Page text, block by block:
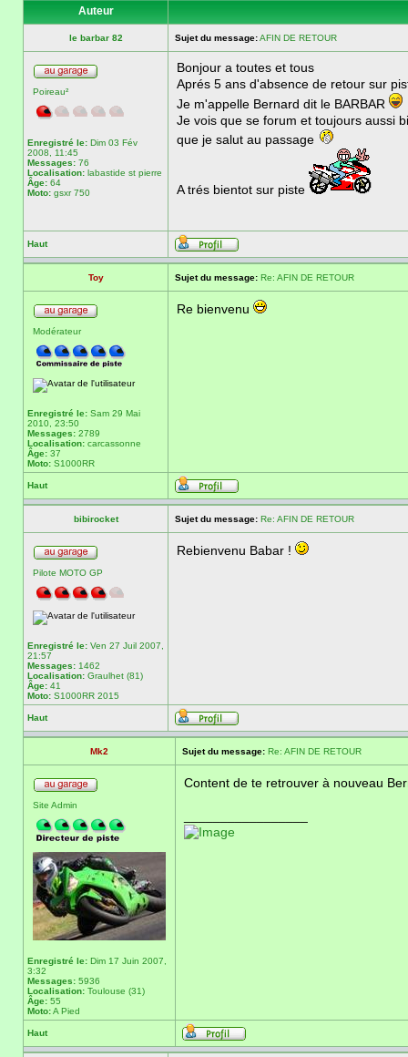
Auteur
le barbar 82 Sujet du message:AFIN DE RETOUR
Poireau²
Enregistré le: Dim 03 Fév
2008, 11:45
Messages: 76
Localisation: labastide st pierre
Âge: 64
Moto: gsxr 750
Bonjour a toutes et tous
Aprés 5 ans d'absence de retour sur
Je m'appelle Bernard dit le BARBAR
Je vois que se forum et toujours aussi
que je salut au passage
A trés bientot sur piste
Haut
Toy Sujet du message: Re: AFIN DE RETOUR
Modérateur
Enregistré le: Sam 29 Mai
2010, 23:50
Messages: 2789
Localisation: carcassonne
Âge: 37
Moto: S1000RR
Re bienvenu
Haut
bibirocket Sujet du message: Re: AFIN DE RETOUR
Pilote MOTO GP
Enregistré le: Ven 27 Juil 2007,
21:57
Messages: 1462
Localisation: Graulhet (81)
Âge: 41
Moto: S1000RR 2015
Rebienvenu Babar !
Haut
Mk2 Sujet du message: Re: AFIN DE RETOUR
Site Admin
Enregistré le: Dim 17 Juin 2007,
3:32
Messages: 5936
Localisation: Toulouse (31)
Âge: 55
Moto:A Pied
Content de te retrouver à nouveau
Haut